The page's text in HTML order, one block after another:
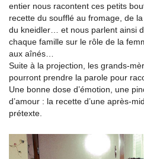
entier nous racontent ces petits
recette du soufflé au fromage, de
du kneidler… et nous parlent ainsi
chaque famille sur le rôle de la
aux aînés…
Suite à la projection, les grands-
pourront prendre la parole pour
Une bonne dose d’émotion, une
d’amour : la recette d’une après-
prétexte.